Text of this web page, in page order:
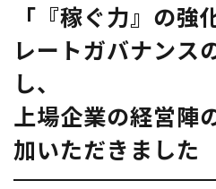
メール
会員ロ
「『稼ぐ力』の
レートガバナンス
し、
上場企業の経営陣
加いただきました